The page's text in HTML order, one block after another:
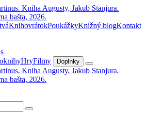
KnihovrátokPoukážkyKnižný blogKontakt
HryFilmy Doplnky